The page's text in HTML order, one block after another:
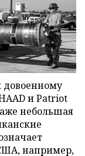
довоенному
и Patriot
небольшая
например,